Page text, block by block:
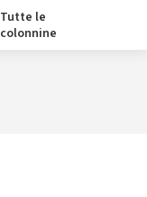
Tutte le
colonnine